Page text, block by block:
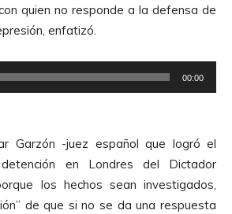
quien no responde a la defensa de
enfatizó.
00:00
Garzón -juez español que logró el
en Londres del Dictador
los hechos sean investigados,
de que si no se da una respuesta